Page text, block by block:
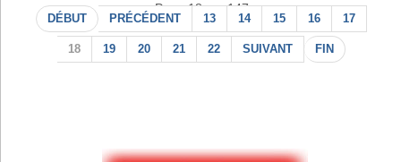
Page 18 sur 147
DÉBUT PRÉCÉDENT 13 14 15 16 17
18 19 20 21 22 SUIVANT FIN